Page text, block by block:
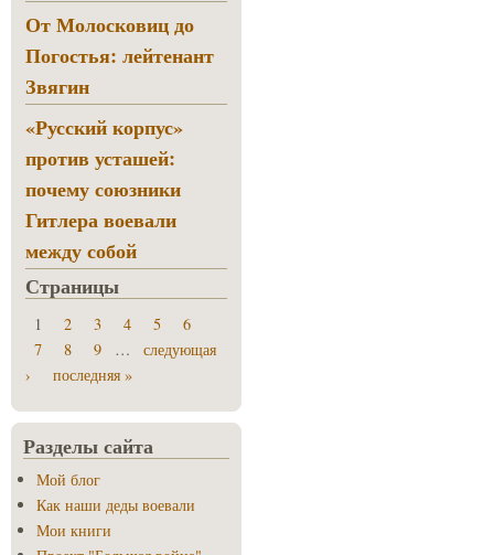
От Молосковиц до
Погостья: лейтенант
Звягин
«Русский корпус»
против усташей:
почему союзники
Гитлера воевали
между собой
Страницы
1 2 3 4 5
6
7
8 9 …
следующая
›
последняя »
Разделы сайта
Мой блог
Как наши деды воевали
Мои книги